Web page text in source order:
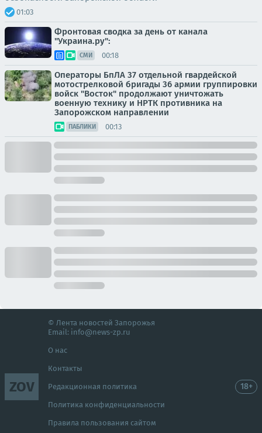
01:03
Фронтовая сводка за день от канала
"Украина.ру":
СМИ 00:18
Операторы БпЛА 37 отдельной гвардейской
мотострелковой бригады 36 армии группировки
войск "Восток" продолжают уничтожать
военную технику и НРТК противника на
Запорожском направлении
ПАБЛИКИ 00:13
ZOV
© Лента новостей Запорожья
Email: info@news-zp.ru
О нас
Контакты
Редакционная политика
Политика конфиденциальности
Правила пользования сайтом
18+